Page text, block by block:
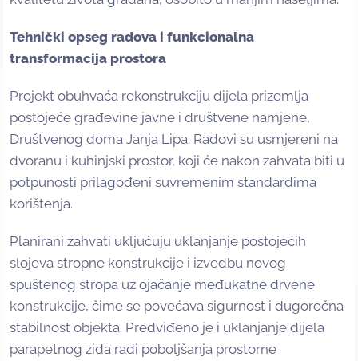
Tehnički opseg radova i funkcionalna
transformacija prostora
Projekt obuhvaća rekonstrukciju dijela prizemlja
postojeće građevine javne i društvene namjene,
Društvenog doma Janja Lipa. Radovi su usmjereni na
dvoranu i kuhinjski prostor, koji će nakon zahvata biti u
potpunosti prilagođeni suvremenim standardima
korištenja.
Planirani zahvati uključuju uklanjanje postojećih
slojeva stropne konstrukcije i izvedbu novog
spuštenog stropa uz ojačanje međukatne drvene
konstrukcije, čime se povećava sigurnost i dugoročna
stabilnost objekta. Predviđeno je i uklanjanje dijela
parapetnog zida radi poboljšanja prostorne